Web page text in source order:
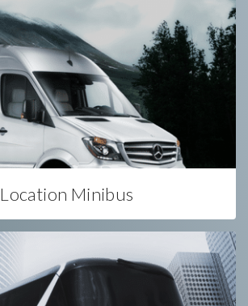
Location Minibus